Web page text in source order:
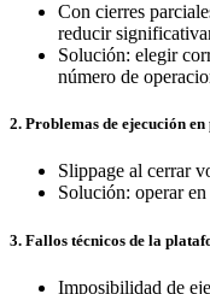
Con cierres
reducir
Solución: elegir
número de
2. Problemas de ejecución
Slippage al cerrar
Solución: operar
3. Fallos técnicos de la
Imposibilidad de